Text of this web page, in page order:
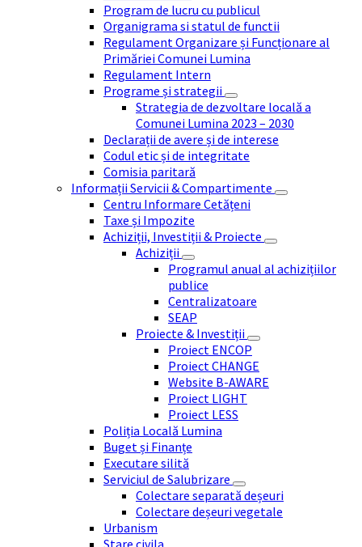
Program de lucru cu publicul
Organigrama si statul de functii
Regulament Organizare și Funcționare al
Primăriei Comunei Lumina
Regulament Intern
Programe și strategii
Strategia de dezvoltare locală a
Comunei Lumina 2023 – 2030
Declarații de avere și de interese
Codul etic și de integritate
Comisia paritară
Informații Servicii & Compartimente
Centru Informare Cetățeni
Taxe și Impozite
Achiziții, Investiții & Proiecte
Achiziții
Programul anual al achizițiilor
publice
Centralizatoare
SEAP
Proiecte & Investiții
Proiect ENCOP
Proiect CHANGE
Website B-AWARE
Proiect LIGHT
Proiect LESS
Poliția Locală Lumina
Buget și Finanțe
Executare silită
Serviciul de Salubrizare
Colectare separată deșeuri
Colectare deșeuri vegetale
Urbanism
Stare civila